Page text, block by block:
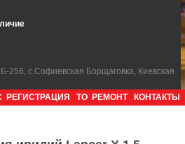
256, с.Софиевская Борщаговка, Киевская
РЕГИСТРАЦИЯ ТО РЕМОНТ КОНТАКТЫ